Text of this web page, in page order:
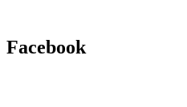
Facebook